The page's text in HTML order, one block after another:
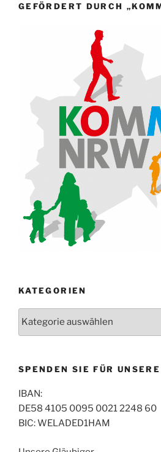
GEFÖRDERT DURCH
KATEGORIEN
SPENDEN SIE FÜR
IBAN:
DE58 4105 0095 0021 2248 60
BIC: WELADED1HAM